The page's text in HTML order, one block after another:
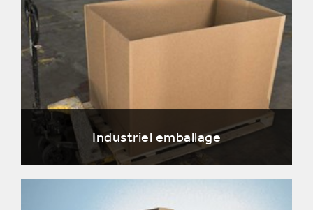
Industriel emballage